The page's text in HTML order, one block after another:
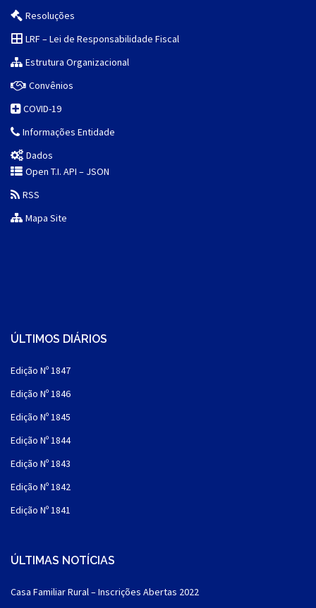
Resoluções
LRF – Lei de Responsabilidade Fiscal
Estrutura Organizacional
Convênios
COVID-19
Informações Entidade
Dados
Open T.I. API – JSON
RSS
Mapa Site
ÚLTIMOS DIÁRIOS
Edição Nº 1847
Edição Nº 1846
Edição Nº 1845
Edição Nº 1844
Edição Nº 1843
Edição Nº 1842
Edição Nº 1841
ÚLTIMAS NOTÍCIAS
Casa Familiar Rural – Inscrições Abertas 2022